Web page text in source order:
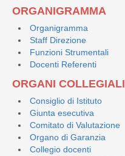
ORGANIGRAMMA
Organigramma
Staff Direzione
Funzioni Strumentali
Docenti Referenti
ORGANI COLLEGIALI
Consiglio di Istituto
Giunta esecutiva
Comitato di Valutazione
Organo di Garanzia
Collegio docenti